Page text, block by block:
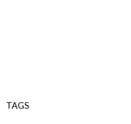
TAGS